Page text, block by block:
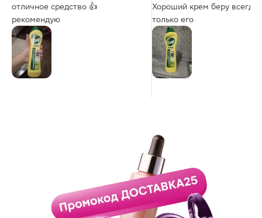
отличное средство 👍
рекомендую
Хороший крем беру всегда
только его